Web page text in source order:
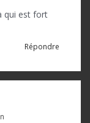
qui est fort
Répondre